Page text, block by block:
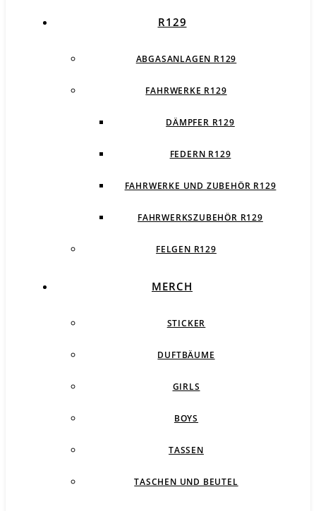
R129
ABGASANLAGEN R129
FAHRWERKE R129
DÄMPFER R129
FEDERN R129
FAHRWERKE UND ZUBEHÖR R129
FAHRWERKSZUBEHÖR R129
FELGEN R129
MERCH
STICKER
DUFTBÄUME
GIRLS
BOYS
TASSEN
TASCHEN UND BEUTEL